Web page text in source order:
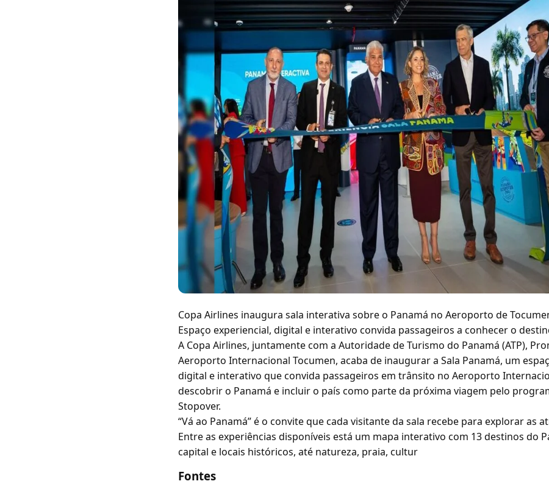
Copa Airlines inaugura sala interativa sobre o Panamá no Aeroporto de
Espaço experiencial, digital e interativo convida passageiros a conhecer o
A Copa Airlines, juntamente com a Autoridade de Turismo do Panamá (ATP),
Aeroporto Internacional Tocumen, acaba de inaugurar a Sala Panamá, um
digital e interativo que convida passageiros em trânsito no Aeroporto
descobrir o Panamá e incluir o país como parte da próxima viagem pelo
Stopover.
“Vá ao Panamá” é o convite que cada visitante da sala recebe para explorar as
Entre as experiências disponíveis está um mapa interativo com 13 destinos do
capital e locais históricos, até natureza, praia, cultur
Fontes